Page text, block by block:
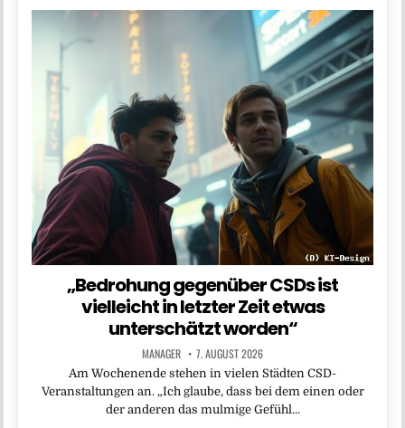
„Bedrohung gegenüber CSDs ist
vielleicht in letzter Zeit etwas
unterschätzt worden“
MANAGER 7. AUGUST 2026
Am Wochenende stehen in vielen Städten CSD-
Veranstaltungen an. „Ich glaube, dass bei dem einen oder
der anderen das mulmige Gefühl…